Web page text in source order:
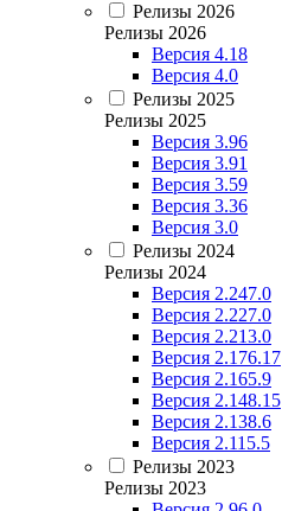
Релизы 2026
Релизы 2026
Версия 4.18
Версия 4.0
Релизы 2025
Релизы 2025
Версия 3.96
Версия 3.91
Версия 3.59
Версия 3.36
Версия 3.0
Релизы 2024
Релизы 2024
Версия 2.247.0
Версия 2.227.0
Версия 2.213.0
Версия 2.176.17
Версия 2.165.9
Версия 2.148.15
Версия 2.138.6
Версия 2.115.5
Релизы 2023
Релизы 2023